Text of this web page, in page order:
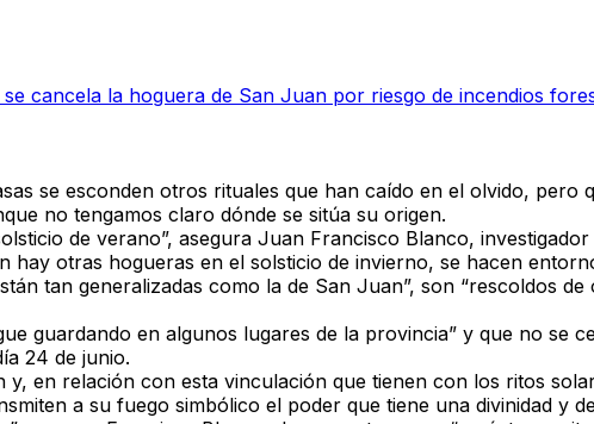
cancela la hoguera de San Juan por riesgo de incendios
se esconden otros rituales que han caído en el olvido,
no tengamos claro dónde se sitúa su origen.
de verano”, asegura Juan Francisco Blanco,
hay otras hogueras en el solsticio de invierno, se hacen
tan generalizadas como la de San Juan”, son “rescoldos
guardando en algunos lugares de la provincia” y que no
24 de junio.
y, en relación con esta vinculación que tienen con los ritos
a su fuego simbólico el poder que tiene una divinidad y